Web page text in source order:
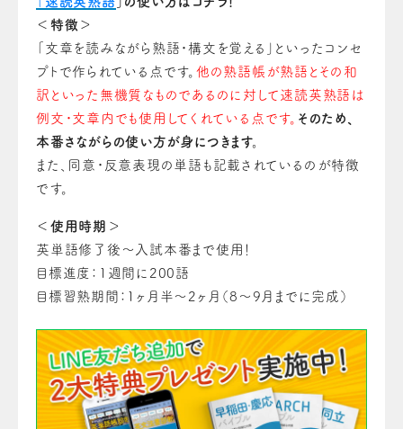
＜特徴＞
「文章を読みながら熟語・構文を覚える」といったコンセ
プトで作られている点です。 他の熟語帳が熟語とその和
訳といった無機質なものであるのに対して速読英熟語は
例文・文章内でも使用してくれている点です。 そのため、
本番さながらの使い方が身につきます。
また、同意・反意表現の単語も記載されているのが特徴
です。
＜使用時期＞
英単語修了後～入試本番まで使用！
目標進度：1週間に200語
目標習熟期間：1ヶ月半～2ヶ月（8～9月までに完成）